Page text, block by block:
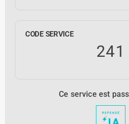
CODE SERVICE
241
Ce service est